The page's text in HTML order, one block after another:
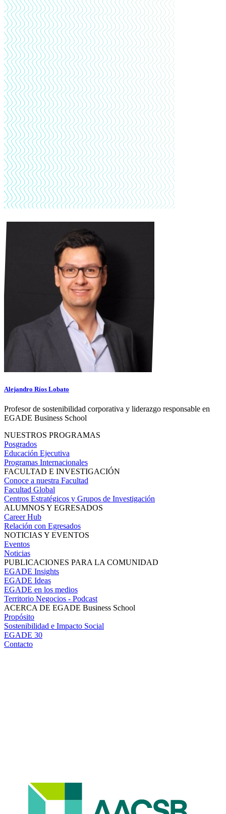
Alejandro Ríos Lobato
Profesor de sostenibilidad corporativa y liderazgo responsable en
EGADE Business School
NUESTROS PROGRAMAS
Posgrados
Educación Ejecutiva
Programas Internacionales
FACULTAD E INVESTIGACIÓN
Conoce a nuestra Facultad
Facultad Global
Centros Estratégicos y Grupos de Investigación
ALUMNOS Y EGRESADOS
Career Hub
Relación con Egresados
NOTICIAS Y EVENTOS
Eventos
Noticias
PUBLICACIONES PARA LA COMUNIDAD
EGADE Insights
EGADE Ideas
EGADE en los medios
Territorio Negocios - Podcast
ACERCA DE EGADE Business School
Propósito
Sostenibilidad e Impacto Social
EGADE 30
Contacto